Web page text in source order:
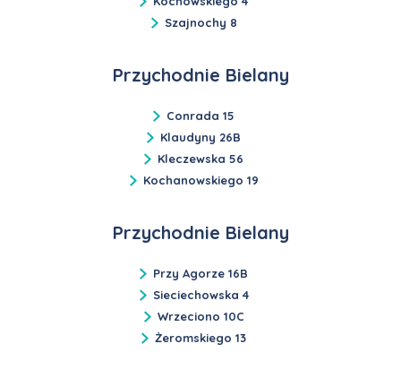
Szajnochy 8
Przychodnie Bielany
Conrada 15
Klaudyny 26B
Kleczewska 56
Kochanowskiego 19
Przychodnie Bielany
Przy Agorze 16B
Sieciechowska 4
Wrzeciono 10C
Żeromskiego 13